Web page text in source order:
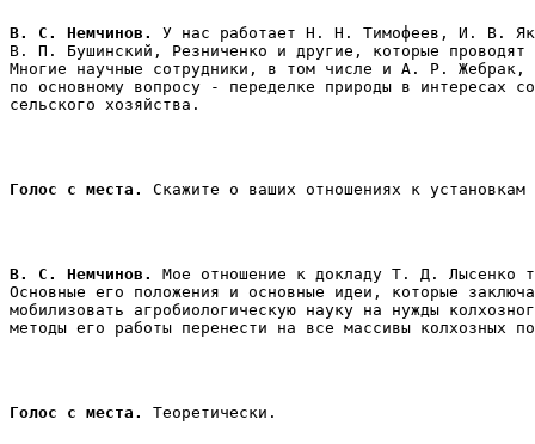
В. С. Немчинов.
У нас работает Н. Н. Тимофеев, И. В.
В. П. Бушинский, Резниченко и другие, которые проводят
Многие научные сотрудники, в том числе и А. Р. Жебрак,
по основному вопросу - переделке природы в интересах
сельского хозяйства.
Голос с места.
В. С. Немчинов.
Мое отношение к докладу Т. Д. Лысенко
Основные его положения и основные идеи, которые
мобилизовать агробиологическую науку на нужды
Голос с места. Теоретически.